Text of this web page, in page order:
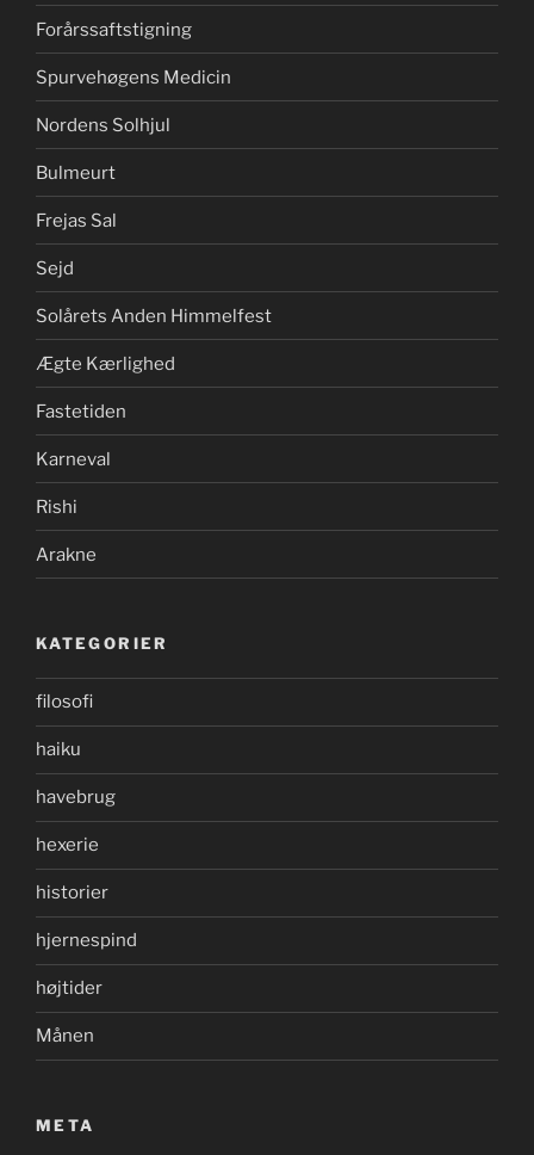
Forårssaftstigning
Spurvehøgens Medicin
Nordens Solhjul
Bulmeurt
Frejas Sal
Sejd
Solårets Anden Himmelfest
Ægte Kærlighed
Fastetiden
Karneval
Rishi
Arakne
KATEGORIER
filosofi
haiku
havebrug
hexerie
historier
hjernespind
højtider
Månen
META